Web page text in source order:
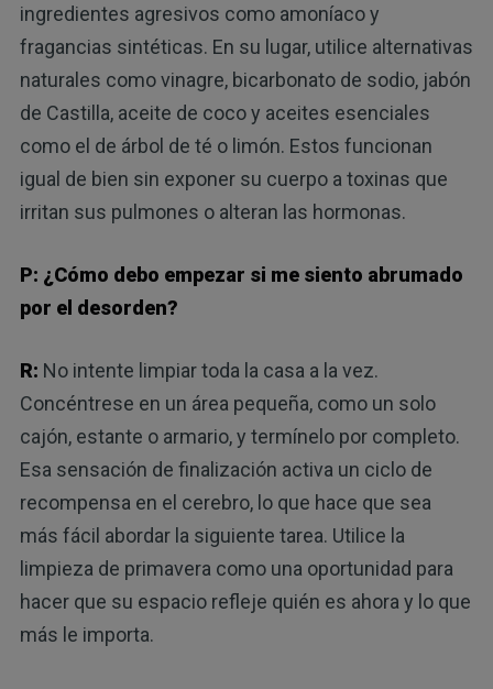
ingredientes agresivos como amoníaco y
fragancias sintéticas. En su lugar, utilice alternativas
naturales como vinagre, bicarbonato de sodio, jabón
de Castilla, aceite de coco y aceites esenciales
como el de árbol de té o limón. Estos funcionan
igual de bien sin exponer su cuerpo a toxinas que
irritan sus pulmones o alteran las hormonas.
P: ¿Cómo debo empezar si me siento abrumado
por el desorden?
R: No intente limpiar toda la casa a la vez.
Concéntrese en un área pequeña, como un solo
cajón, estante o armario, y termínelo por completo.
Esa sensación de finalización activa un ciclo de
recompensa en el cerebro, lo que hace que sea
más fácil abordar la siguiente tarea. Utilice la
limpieza de primavera como una oportunidad para
hacer que su espacio refleje quién es ahora y lo que
más le importa.